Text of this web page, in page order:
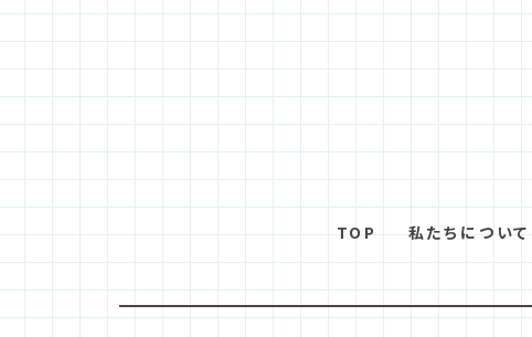
TOP 私たちについて